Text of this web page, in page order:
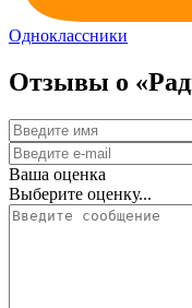
Одноклассники
Отзывы о
Ваша оценка
Выберите оценку...